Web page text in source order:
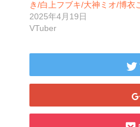
き/白上フブキ/大神ミオ/博衣
2025年4月19日
VTuber